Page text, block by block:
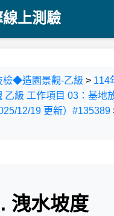
線上測驗
檢◆造園景觀-乙級 > 114
乙級 工作項目 03：基地
12/19 更新）#135389
洩水坡度